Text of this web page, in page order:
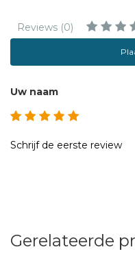
Reviews (0)
Uw naam
Schrijf de eerste review
Gerelateerde